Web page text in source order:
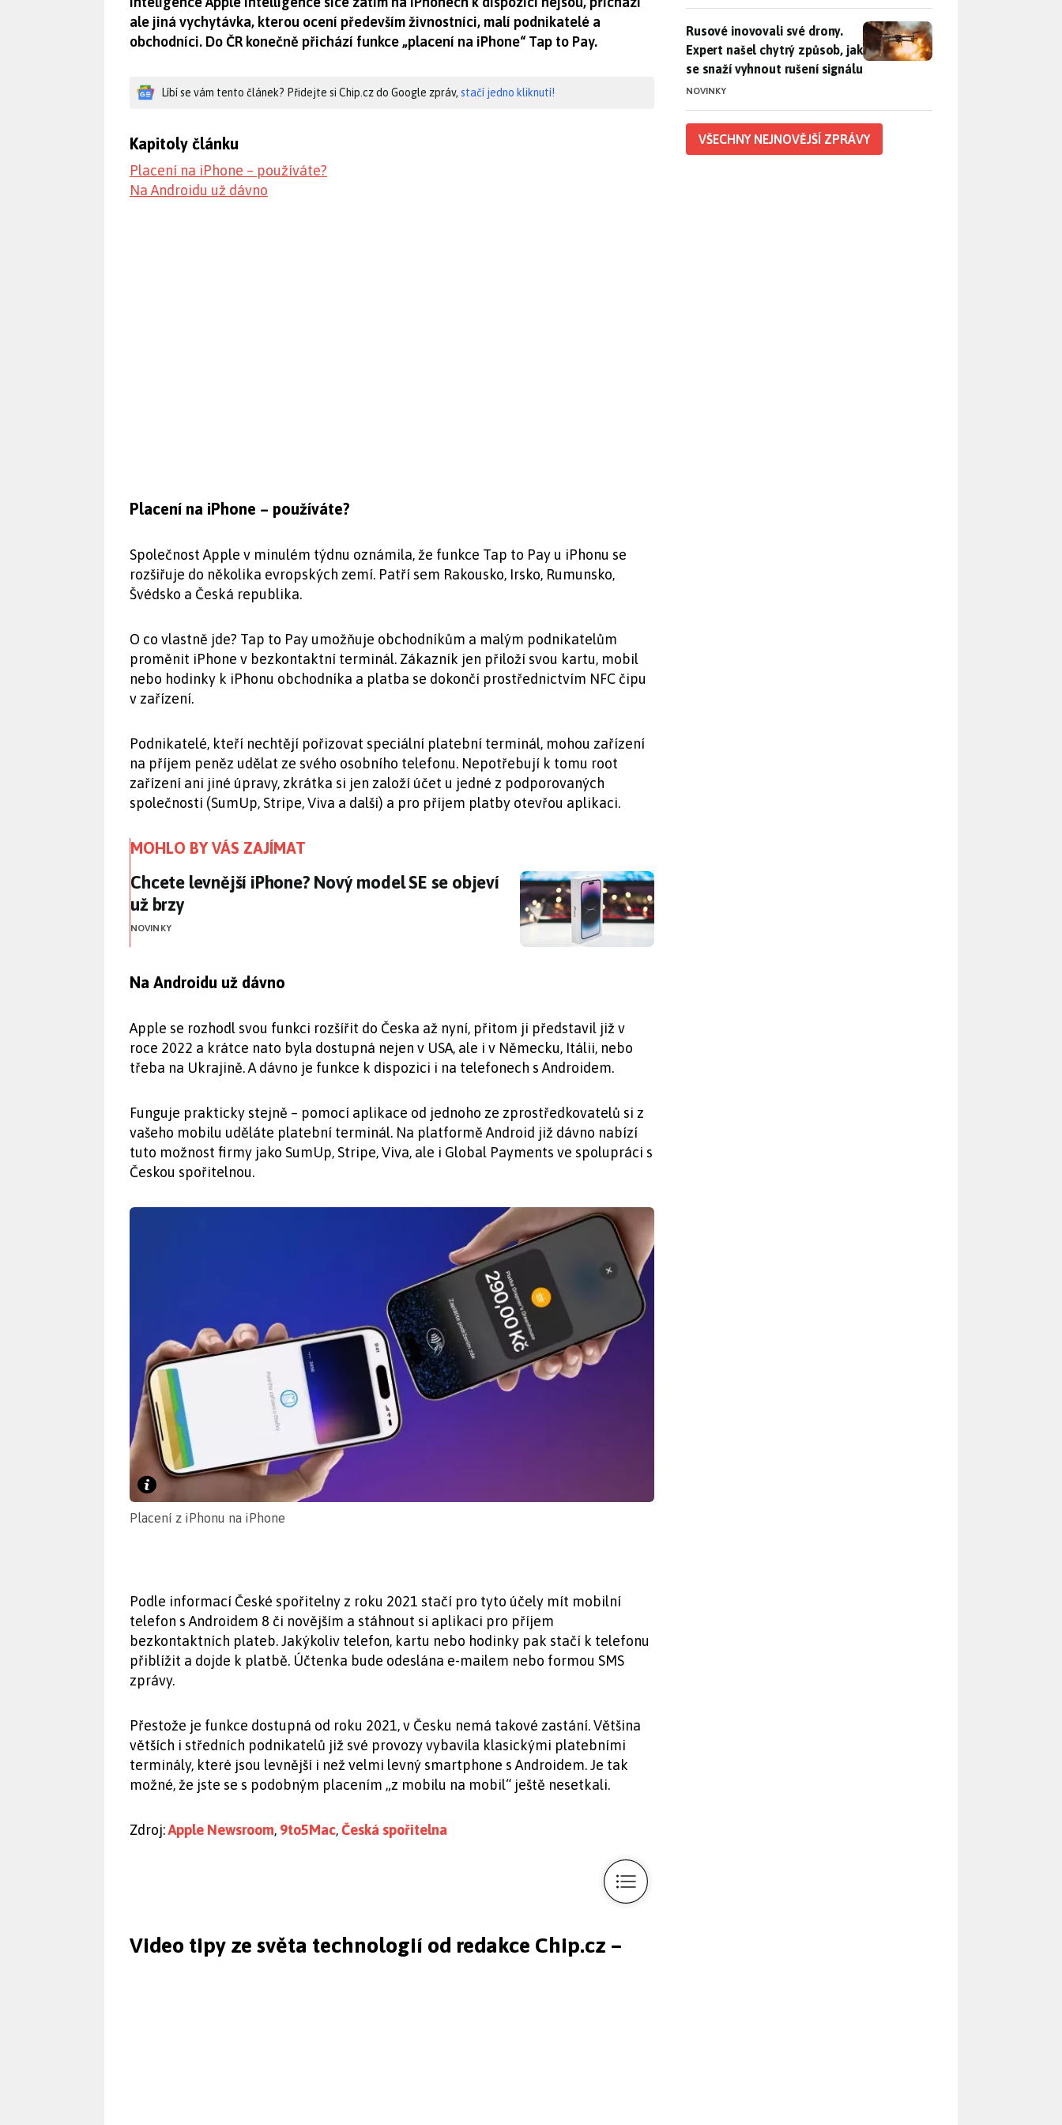
ale jiná vychytávka, kterou ocení především živnostníci, malí podnikatelé a
obchodníci. Do ČR konečně přichází funkce „placení na iPhone“ Tap to Pay.
Líbí se vám tento článek? Přidejte si Chip.cz do Google zpráv, stačí jedno kliknutí!
Kapitoly článku
Placení na iPhone – používáte?
Na Androidu už dávno
Placení na iPhone – používáte?
Společnost Apple v minulém týdnu oznámila, že funkce Tap to Pay u iPhonu se
rozšiřuje do několika evropských zemí. Patří sem Rakousko, Irsko, Rumunsko,
Švédsko a Česká republika.
O co vlastně jde? Tap to Pay umožňuje obchodníkům a malým podnikatelům
proměnit iPhone v bezkontaktní terminál. Zákazník jen přiloží svou kartu, mobil
nebo hodinky k iPhonu obchodníka a platba se dokončí prostřednictvím NFC čipu
v zařízení.
Podnikatelé, kteří nechtějí pořizovat speciální platební terminál, mohou zařízení
na příjem peněz udělat ze svého osobního telefonu. Nepotřebují k tomu root
zařízení ani jiné úpravy, zkrátka si jen založí účet u jedné z podporovaných
společností (SumUp, Stripe, Viva a další) a pro příjem platby otevřou aplikaci.
MOHLO BY VÁS ZAJÍMAT
Chcete levnější iPhone? Nový model SE se objeví už brzy
Chcete levnější iPhone? Nový model SE se objeví
už brzy
NOVINKY
Na Androidu už dávno
Apple se rozhodl svou funkci rozšířit do Česka až nyní, přitom ji představil již v
roce 2022 a krátce nato byla dostupná nejen v USA, ale i v Německu, Itálii, nebo
třeba na Ukrajině. A dávno je funkce k dispozici i na telefonech s Androidem.
Funguje prakticky stejně – pomocí aplikace od jednoho ze zprostředkovatelů si z
vašeho mobilu uděláte platební terminál. Na platformě Android již dávno nabízí
tuto možnost firmy jako SumUp, Stripe, Viva, ale i Global Payments ve spolupráci s
Českou spořitelnou.
Placení z iPhonu na iPhone
Podle informací České spořitelny z roku 2021 stačí pro tyto účely mít mobilní
telefon s Androidem 8 či novějším a stáhnout si aplikaci pro příjem
bezkontaktních plateb. Jakýkoliv telefon, kartu nebo hodinky pak stačí k telefonu
přiblížit a dojde k platbě. Účtenka bude odeslána e-mailem nebo formou SMS
zprávy.
Přestože je funkce dostupná od roku 2021, v Česku nemá takové zastání. Většina
větších i středních podnikatelů již své provozy vybavila klasickými platebními
terminály, které jsou levnější i než velmi levný smartphone s Androidem. Je tak
možné, že jste se s podobným placením „z mobilu na mobil“ ještě nesetkali.
Zdroj:Apple Newsroom, 9to5Mac,Česká spořitelna
Video tipy ze světa technologií od redakce Chip.cz –
Rusové inovovali své drony. Expert našel chytrý způsob, jak se
Rusové inovovali své drony.
Expert našel chytrý způsob, jak
se snaží vyhnout rušení signálu
NOVINKY
VŠECHNY NEJNOVĚJŠÍ ZPRÁVY